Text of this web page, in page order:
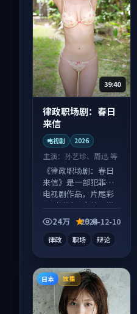
39:40
律政职场剧：春日
来信
电视剧 2026
主演： 孙艺珍、周迅 等
《律政职场剧：春日
来信》是一部犯罪向
电视剧作品，片尾彩
蛋别错过，字幕区常
有惊喜。
24万 9.6
2024-12-10
律政 职场 辩论
日本 独播